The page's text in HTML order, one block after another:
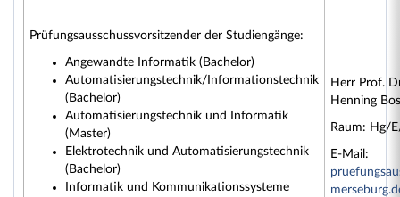
Prüfungsausschussvorsitzender der Studiengänge:
Angewandte Informatik (Bachelor)
Automatisierungstechnik/Informationstechnik
(Bachelor)
Automatisierungstechnik und Informatik
(Master)
Elektrotechnik und Automatisierungstechnik
(Bachelor)
Informatik und Kommunikationssysteme
Herr Prof.
Henning
Raum: Hg/
E-Mail:
pruefun